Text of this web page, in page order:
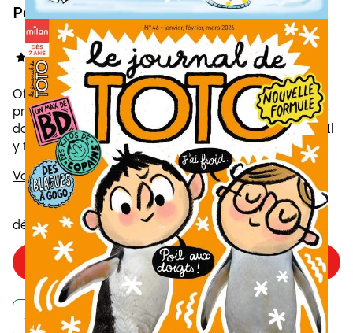
Pour lire, rire et frémir
4.6/5(17 avis)
Offrir un abonnement à MordeLIRE, le magazine
préféré des lecteurs avides de sensations fortes, c’est
donner à votre enfant l’envie de lire pour longtemps. Il
y trouvera des histoires drôles, intenses, parfois
frissonnantes, toujours captivantes.
Voir la description
dès 5,85€/numéro
Choisir mon offre
Achetez maintenant et recevez votre numéro de septembre